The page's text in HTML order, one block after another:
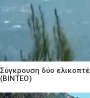
Σύγκρουση δύο
(ΒΙΝΤΕΟ)